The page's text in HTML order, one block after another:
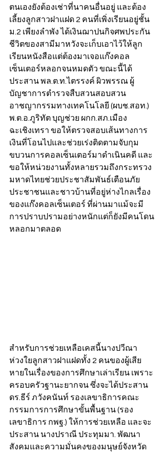
ตนเองยังต้องเช่าที่นาคนอื่นอยู่ และต้อง
เลี้ยงลูกสาวฝาแฝด 2 คนที่เพิ่งเรียนอยู่ชั้น
ม.2 เพียงลำพัง ได้เงินฌาปนกิจศพประกัน
ชีวิตของสามีมาหวังจะเก็บเอาไว้ให้ลูก
เรียนหนังสือแต่ต้องมาเจอแก๊งคอล
เซ็นเตอร์หลอกจนหมดตัว ขณะนี้ได้
ประสาน พล.ต.ท.ไตรรงค์ ผิวพรรณ ผู้
บัญชาการตำรวจสืบสวนสอบสวน
อาชญากรรมทางเทคโนโลยี (ผบช.สอท.)
พ.ต.อ.ภูริทัต บุญช่วย ผกก.สภ.เมือง
ฉะเชิงเทรา ขอให้ตรวจสอบเส้นทางการ
เงินที่โอนไปและช่วยเร่งติดตามจับกุม
ขบวนการคอลเซ็นเตอร์มาดำเนินคดี และ
ขอให้หน่วยงานทั้งหลายรวมถึงกระทรวง
มหาดไทยช่วยประชาสัมพันธ์เตือนภัย
ประชาชนและชาวบ้านที่อยู่ห่างไกลเรื่อง
ของแก๊งคอลเซ็นเตอร์ ที่ผ่านมาแม้จะมี
การปราบปรามอย่างหนักแต่ก็ยังมีคนโดน
หลอกมาตลอด
สำหรับการช่วยเหลือเคสนี้นางปวีณา
ห่วงใยลูกสาวฝาแฝดทั้ง 2 คนของผู้เสีย
หายในเรื่องของการศึกษาเล่าเรียน เพราะ
ครอบครัวฐานะยากจน ซึ่งจะได้ประสาน
ดร.ธีร์ ภวังคนันท์ รองเลขาธิการคณะ
กรรมการการศึกษาขั้นพื้นฐาน (รอง
เลขาธิการ กพฐ.) ให้การช่วยเหลือ และจะ
ประสาน นางปราณี ประทุมมา. พัฒนา
สังคมและความมั่นคงของมนุษย์จังหวัด